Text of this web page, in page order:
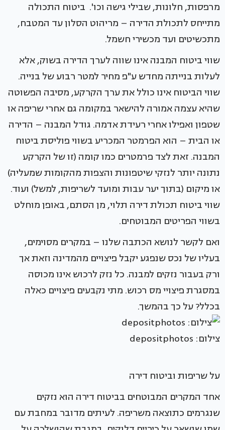
מרפסות, חלונות, שבילי גישה וכו'. ביטוח התכולה
מתייחס לתכולת הדירה – מריהוט הסלון עד המטבח,
מתכשיטים ועד מכשירי חשמל.
שווי ביטוח המבנה אינו שווה לערך הדירה בשוק, אלא
לעלות בנייתה מחדש ע"פ מחיר למטר רבוע של בנייה.
שווי הביטוח אינו כולל את ערך הקרקע, מסיבה הפשוטה
שהיא עצמה אמורה להישאר במקומה גם אחרי שריפה או
שטפון ואפילו אחרי רעידת אדמה. גודל המבנה – הדירה
או הבית – הוא הפרמטר המכריע בשווי פוליסת ביטוח
המבנה. זאת לצד פרמטרים כמו קומה (זו של הקרקע
נתונה יותר לנזקי שיטפונות והצפות מהקומות שמעליה)
או מיקום (בתוך יער עבות ומועד לשריפות, למשל) ועוד.
שווי ביטוח תכולת דירה תלוי, מן הסתם, באופן מוחלט
בשווי הפריטים המבוטחים.
ואם לקשר לנושא הכתבה שלנו – במקרים מסוימים,
בעליו של נכס שנפגע יקבל פיצויים מהמדינה וזאת אך
ורק בעבור נזקים למבנה. כל נזק לרכוש אינו מכוסה
במסגרת פיצויי מס רכוש. מתי נקבעים פיצויים כאלה
בכלל? על כך בהמשך.
צילום: depositphotos
על שריפות וביטוח דירה
אחד המקרים המבוטחים בביטוח דירה הוא נזקים
שנגרמים כתוצאה משריפה. לעיתים מדובר במחבת עם